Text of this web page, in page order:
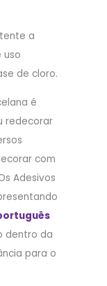
a
uso
de cloro.
é
redecorar
com
Adesivos
dentro da
para o